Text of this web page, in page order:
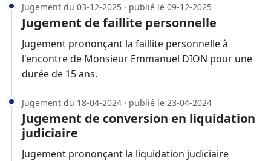
Jugement du 03-12-2025 · publié le 09-12-2025
Jugement de faillite personnelle
Jugement prononçant la faillite personnelle à
l'encontre de Monsieur Emmanuel DION pour une
durée de 15 ans.
Jugement du 18-04-2024 · publié le 23-04-2024
Jugement de conversion en liquidation
judiciaire
Jugement prononçant la liquidation judiciaire